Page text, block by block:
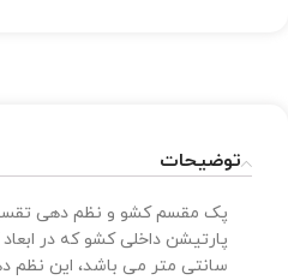
توضیحات
سانتی متر می باشد، این نظم